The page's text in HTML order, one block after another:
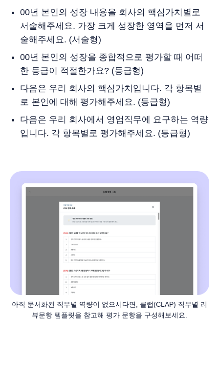
00년 본인의 성장 내용을 회사의 핵심가치별로
서술해주세요. 가장 크게 성장한 영역을 먼저 서
술해주세요. (서술형)
00년 본인의 성장을 종합적으로 평가할 때 어떠
한 등급이 적절한가요? (등급형)
다음은 우리 회사의 핵심가치입니다. 각 항목별
로 본인에 대해 평가해주세요. (등급형)
다음은 우리 회사에서 영업직무에 요구하는 역량
입니다. 각 항목별로 평가해주세요. (등급형)
아직 문서화된 직무별 역량이 없으시다면, 클랩(CLAP) 직무별 리
뷰문항 템플릿을 참고해 평가 문항을 구성해보세요.